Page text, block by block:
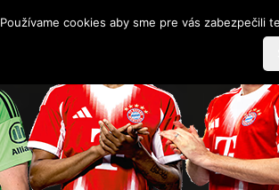
Používame cookies aby sme pre vás zabezpečili